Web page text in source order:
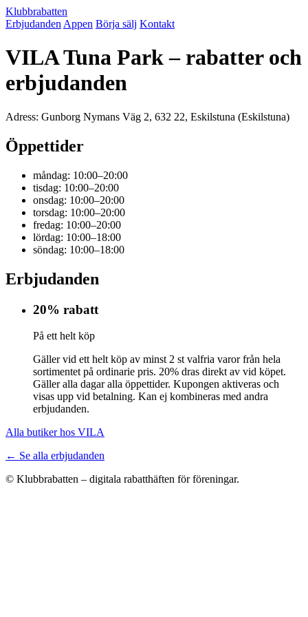
Klubbrabatten
Erbjudanden Appen Börja sälj Kontakt
VILA Tuna Park – rabatter och
erbjudanden
Adress: Gunborg Nymans Väg 2, 632 22, Eskilstuna (Eskilstuna)
Öppettider
måndag: 10:00–20:00
tisdag: 10:00–20:00
onsdag: 10:00–20:00
torsdag: 10:00–20:00
fredag: 10:00–20:00
lördag: 10:00–18:00
söndag: 10:00–18:00
Erbjudanden
20% rabatt
På ett helt köp
Gäller vid ett helt köp av minst 2 st valfria varor från hela
sortimentet på ordinarie pris. 20% dras direkt av vid köpet.
Gäller alla dagar alla öppettider. Kupongen aktiveras och
visas upp vid betalning. Kan ej kombineras med andra
erbjudanden.
Alla butiker hos VILA
← Se alla erbjudanden
© Klubbrabatten – digitala rabatthäften för föreningar.